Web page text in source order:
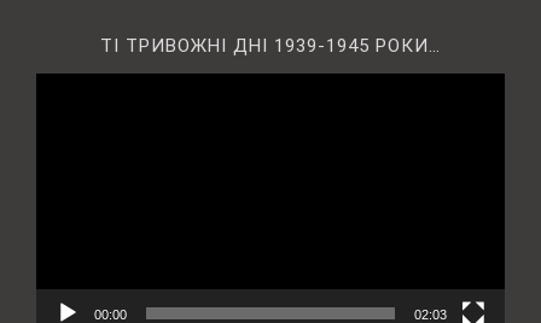
ТІ ТРИВОЖНІ ДНІ 1939-1945 РОКИ…
00:00 02:03